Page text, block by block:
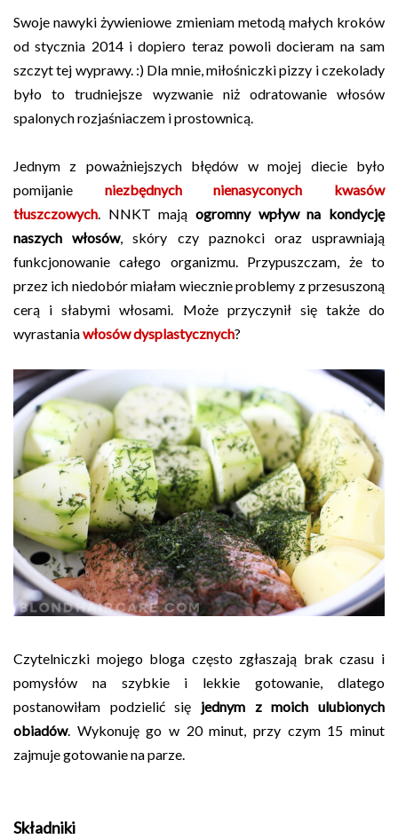
Swoje nawyki żywieniowe zmieniam metodą małych kroków
od stycznia 2014 i dopiero teraz powoli docieram na sam
szczyt tej wyprawy. :) Dla mnie, miłośniczki pizzy i czekolady
było to trudniejsze wyzwanie niż odratowanie włosów
spalonych rozjaśniaczem i prostownicą.
Jednym z poważniejszych błędów w mojej diecie było
pomijanie niezbędnych nienasyconych kwasów
tłuszczowych. NNKT mają ogromny wpływ na kondycję
naszych włosów, skóry czy paznokci oraz usprawniają
funkcjonowanie całego organizmu. Przypuszczam, że to
przez ich niedobór miałam wiecznie problemy z przesuszoną
cerą i słabymi włosami. Może przyczynił się także do
wyrastaniawłosów dysplastycznych?
Czytelniczki mojego bloga często zgłaszają brak czasu i
pomysłów na szybkie i lekkie gotowanie, dlatego
postanowiłam podzielić się jednym z moich ulubionych
obiadów. Wykonuję go w 20 minut, przy czym 15 minut
zajmuje gotowanie na parze.
Składniki